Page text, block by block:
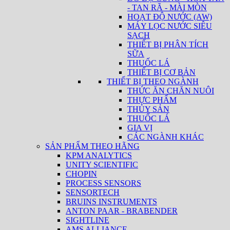
- TAN RÃ - MÀI MÒN
HOẠT ĐỘ NƯỚC (AW)
MÁY LỌC NƯỚC SIÊU
SẠCH
THIẾT BỊ PHÂN TÍCH
SỮA
THUỐC LÁ
THIẾT BỊ CƠ BẢN
THIẾT BỊ THEO NGÀNH
THỨC ĂN CHĂN NUÔI
THỰC PHẨM
THỦY SẢN
THUỐC LÁ
GIA VỊ
CÁC NGÀNH KHÁC
SẢN PHẨM THEO HÃNG
KPM ANALYTICS
UNITY SCIENTIFIC
CHOPIN
PROCESS SENSORS
SENSORTECH
BRUINS INSTRUMENTS
ANTON PAAR - BRABENDER
SIGHTLINE